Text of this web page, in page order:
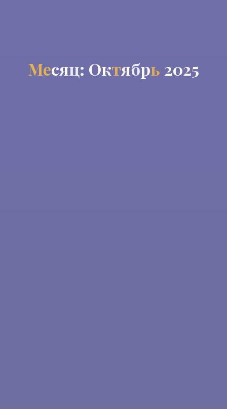
Месяц: Октябрь 2025